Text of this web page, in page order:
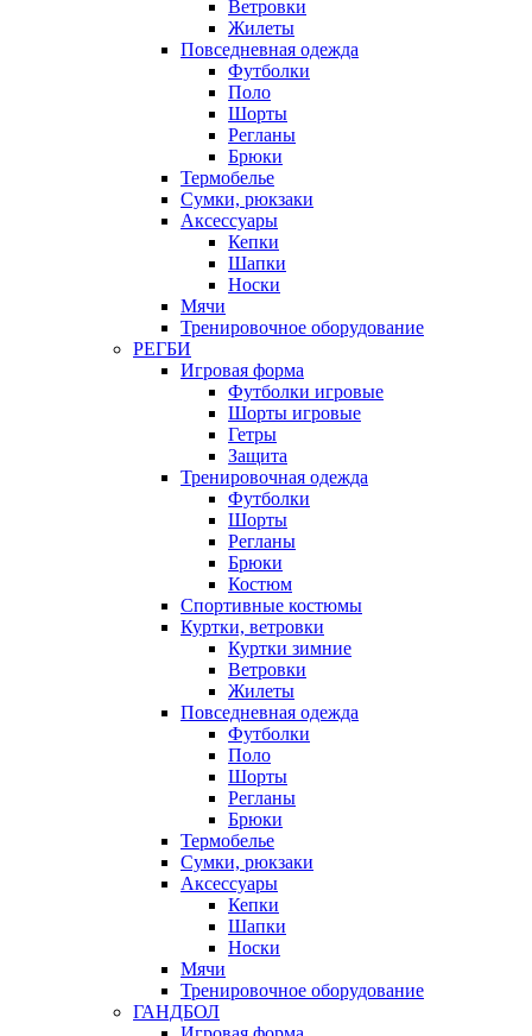
Ветровки
Жилеты
Повседневная одежда
Футболки
Поло
Шорты
Регланы
Брюки
Термобелье
Сумки, рюкзаки
Аксессуары
Кепки
Шапки
Носки
Мячи
Тренировочное оборудование
РЕГБИ
Игровая форма
Футболки игровые
Шорты игровые
Гетры
Защита
Тренировочная одежда
Футболки
Шорты
Регланы
Брюки
Костюм
Спортивные костюмы
Куртки, ветровки
Куртки зимние
Ветровки
Жилеты
Повседневная одежда
Футболки
Поло
Шорты
Регланы
Брюки
Термобелье
Сумки, рюкзаки
Аксессуары
Кепки
Шапки
Носки
Мячи
Тренировочное оборудование
ГАНДБОЛ